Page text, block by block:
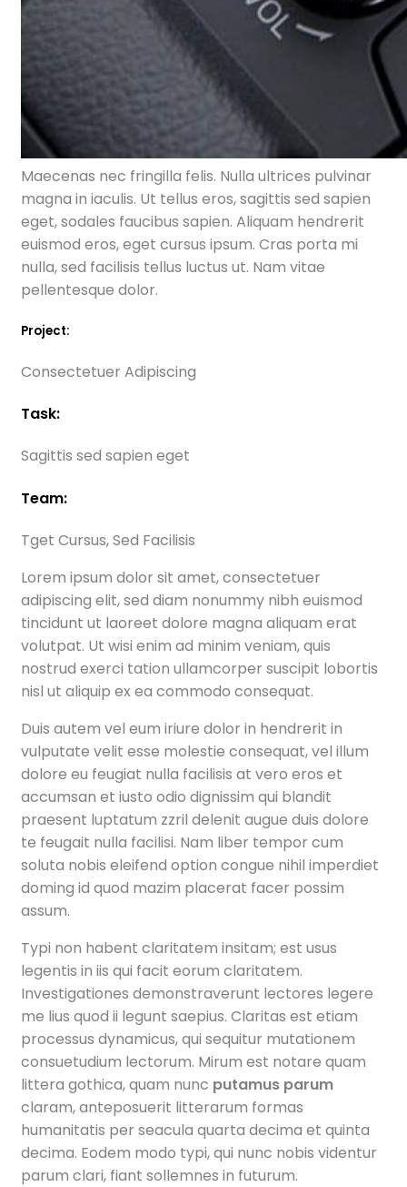
Maecenas nec fringilla felis. Nulla ultrices pulvinar
magna in iaculis. Ut tellus eros, sagittis sed sapien
eget, sodales faucibus sapien. Aliquam hendrerit
euismod eros, eget cursus ipsum. Cras porta mi
nulla, sed facilisis tellus luctus ut. Nam vitae
pellentesque dolor.
Project:
Consectetuer Adipiscing
Task:
Sagittis sed sapien eget
Team:
Tget Cursus, Sed Facilisis
Lorem ipsum dolor sit amet, consectetuer
adipiscing elit, sed diam nonummy nibh euismod
tincidunt ut laoreet dolore magna aliquam erat
volutpat. Ut wisi enim ad minim veniam, quis
nostrud exerci tation ullamcorper suscipit lobortis
nisl ut aliquip ex ea commodo consequat.
Duis autem vel eum iriure dolor in hendrerit in
vulputate velit esse molestie consequat, vel illum
dolore eu feugiat nulla facilisis at vero eros et
accumsan et iusto odio dignissim qui blandit
praesent luptatum zzril delenit augue duis dolore
te feugait nulla facilisi. Nam liber tempor cum
soluta nobis eleifend option congue nihil imperdiet
doming id quod mazim placerat facer possim
assum.
Typi non habent claritatem insitam; est usus
legentis in iis qui facit eorum claritatem.
Investigationes demonstraverunt lectores legere
me lius quod ii legunt saepius. Claritas est etiam
processus dynamicus, qui sequitur mutationem
consuetudium lectorum. Mirum est notare quam
littera gothica, quam nunc putamus parum
claram, anteposuerit litterarum formas
humanitatis per seacula quarta decima et quinta
decima. Eodem modo typi, qui nunc nobis videntur
parum clari, fiant sollemnes in futurum.